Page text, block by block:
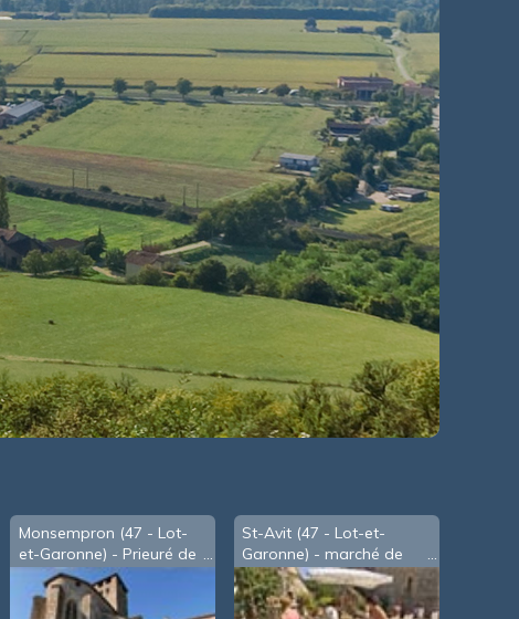
Monsempron (47 - Lot-
et-Garonne) - Prieuré de
bénédictins Saint-Géraud
St-Avit (47 - Lot-et-
Garonne) - marché de
potiers